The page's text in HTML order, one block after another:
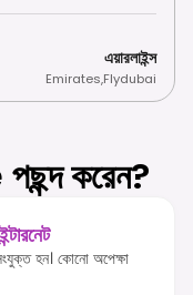
এয়ারলাইন্স
Emirates,Flydubai
করেন?
হন। কোনো অপেক্ষা